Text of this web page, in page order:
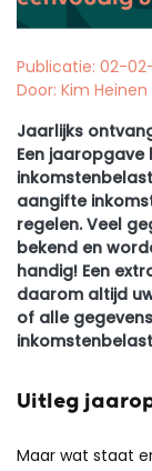
Publicatie: 02-
Door: Kim Heinen
Jaarlijks
Een
aangifte
regelen. Veel
bekend en
handig! Een
daarom altijd
of alle
Uitleg
Maar wat staat